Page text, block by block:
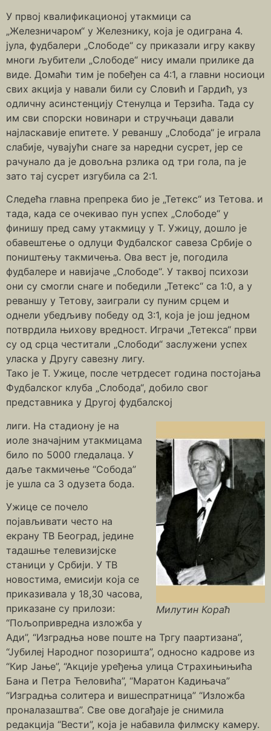
У првој квалификационој утакмици са
„Железничаром“ у Железнику, која је одиграна 4.
јула, фудбалери „Слободе“ су приказали игру какву
многи љубители „Слободе“ нису имали прилике да
виде. Домаћи тим је побеђен са 4:1, а главни носиоци
свих акција у навали били су Словић и Гардић, уз
одличну асинстенцију Стенулца и Терзића. Тада су
им сви спорски новинари и стручњаци давали
најласкавије епитете. У реваншу „Слобода“ је играла
слабије, чувајући снаге за наредни сусрет, јер се
рачунало да је довољна рзлика од три гола, па је
зато тај сусрет изгубила са 2:1.
Следећа главна препрека био је „Тетекс“ из Тетова. и
тада, када се очекивао пун успех „Слободе“ у
финишу пред саму утакмицу у Т. Ужицу, дошло је
обавештење о одлуци Фудбалског савеза Србије о
поништењу такмичења. Ова вест је, погодила
фудбалере и навијаче „Слободе“. У таквој психози
они су смогли снаге и победили „Тетекс“ са 1:0, а у
реваншу у Тетову, заиграли су пуним срцем и
однели убедљиву победу од 3:1, која је још једном
потврдила њихову вредност. Играчи „Тетекса“ први
су од срца честитали „Слободи“ заслужени успех
уласка у Другу савезну лигу.
Тако је Т. Ужице, после четрдесет година постојања
Фудбалског клуба „Слобода“, добило свог
представника у Другој фудбалској
Милутин Кораћ
лиги. На стадиону је на
иоле значајним утакмицама
било по 5000 гледалаца. У
даље такмичење “Собода”
је ушла са 3 одузета бода.
Ужице се почело
појављивати често на
екрану ТВ Београд, једине
тадашње телевизијске
станици у Србији. У ТВ
новостима, емисији која се
приказивала у 18,30 часова,
приказане су прилози:
“Пољопривредна изложба у
Ади”, “Изградња нове поште на Тргу паартизана”,
“Јубилеј Народног позоришта”, односно кадрове из
“Кир Јање”, “Акције уређења улица Страхињињића
Бана и Петра Ћеловића”, “Маратон Кадињача”
“Изградња солитера и вишеспратница” “Изложба
проналазаштва”. Све ове догађаје је снимила
редакција “Вести”, која је набавила филмску камеру.